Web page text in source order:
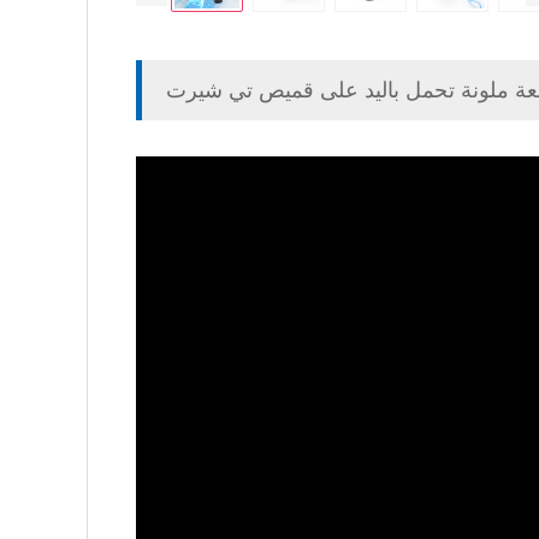
ملونة تحمل باليد على قميص تي شيرت